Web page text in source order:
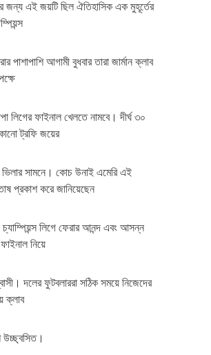
জন্য এই জয়টি ছিল ঐতিহাসিক এক মুহূর্তের
পাশাপাশি আগামী বুধবার তারা জার্মান ক্লাব
লিগের ফাইনাল খেলতে নামবে। দীর্ঘ ৩০
ট্রফি জয়ের
ভিলার সামনে। কোচ উনাই এমেরি এই
প্রকাশ করে জানিয়েছেন
লিগে ফেরার আনন্দ এবং আসন্ন
নিয়ে
দলের ফুটবলাররা সঠিক সময়ে নিজেদের
ক্লাব
উচ্ছ্বসিত।